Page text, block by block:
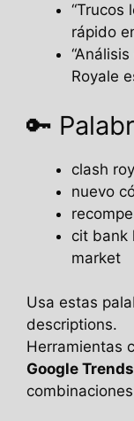
“Trucos
rápido
Royale
🔑
clash
nuevo
cit bank
market
Usa estas
descriptions.
Herramientas
Google Trends